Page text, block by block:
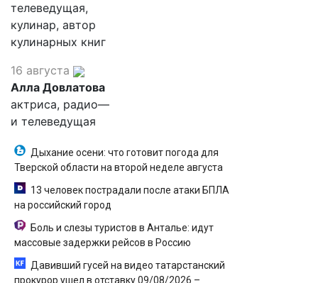
телеведущая,
кулинар, автор
кулинарных книг
16 августа
Алла Довлатова
актриса, радио—
и телеведущая
Дыхание осени: что готовит погода для
Тверской области на второй неделе августа
13 человек пострадали после атаки БПЛА
на российский город
Боль и слезы туристов в Анталье: идут
массовые задержки рейсов в Россию
Давивший гусей на видео татарстанский
прокурор ушел в отставку 09/08/2026 –